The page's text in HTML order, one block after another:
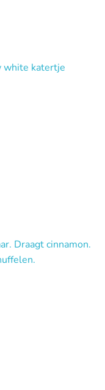
white katertje
Draagt cinnamon.